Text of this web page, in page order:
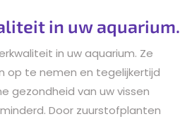
in uw aquarium.
in uw aquarium. Ze
op te nemen en tegelijkertijd
gezondheid van uw vissen
Door zuurstofplanten